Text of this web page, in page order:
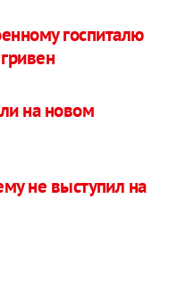
госпиталю
на новом
не выступил на